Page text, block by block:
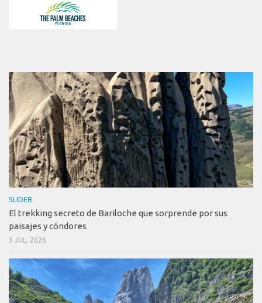
SLIDER
El trekking secreto de Bariloche que sorprende por sus
paisajes y cóndores
3 JUL, 2026